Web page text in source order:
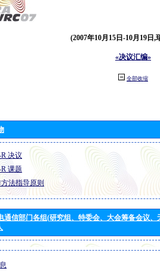
(2007年10月15日-10月19日,
«决议汇编»
全部收缩
决议
课题
方法指导原则
通信部门各组(研究组、特委会、大会筹备会议